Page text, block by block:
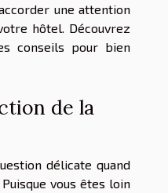
une attention
hôtel. Découvrez
conseils pour bien
de la
délicate quand
vous êtes loin